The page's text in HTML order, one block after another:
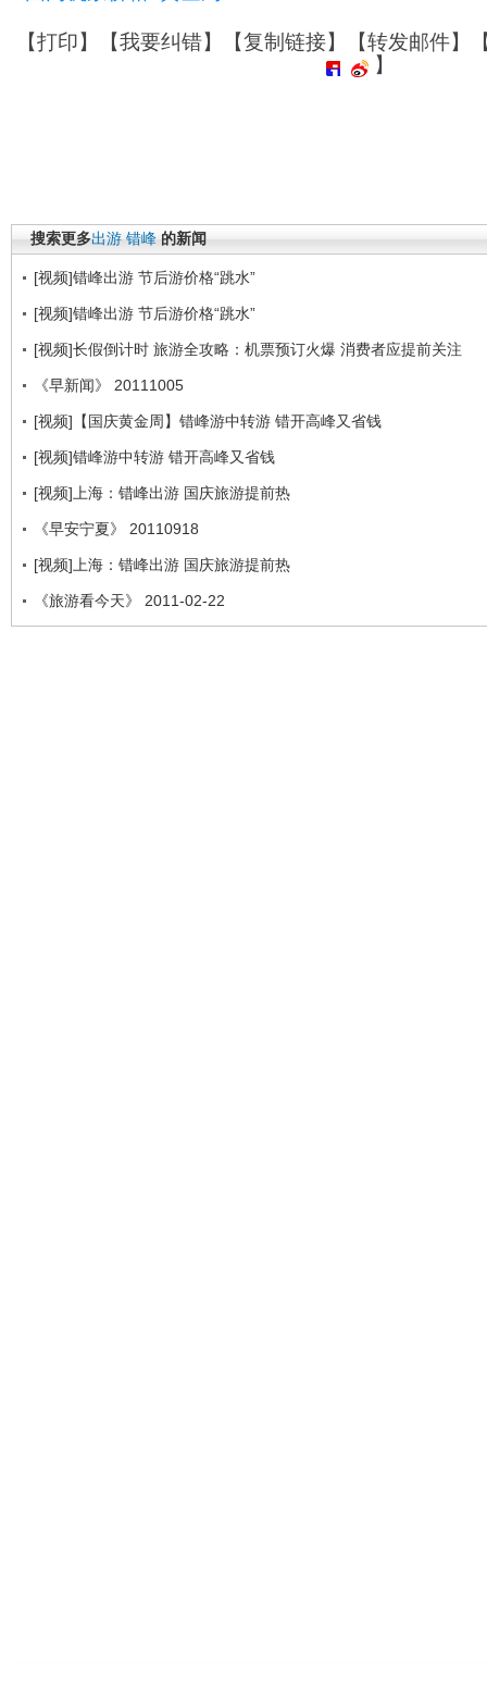
【打印】【我要纠错】【复制链接】【转发邮件】
】
搜索更多出游 错峰 的新闻
[视频]错峰出游 节后游价格“跳水”
[视频]错峰出游 节后游价格“跳水”
[视频]长假倒计时 旅游全攻略：机票预订火爆 消费者应提前关注
《早新闻》 20111005
[视频]【国庆黄金周】错峰游中转游 错开高峰又省钱
[视频]错峰游中转游 错开高峰又省钱
[视频]上海：错峰出游 国庆旅游提前热
《早安宁夏》 20110918
[视频]上海：错峰出游 国庆旅游提前热
《旅游看今天》 2011-02-22